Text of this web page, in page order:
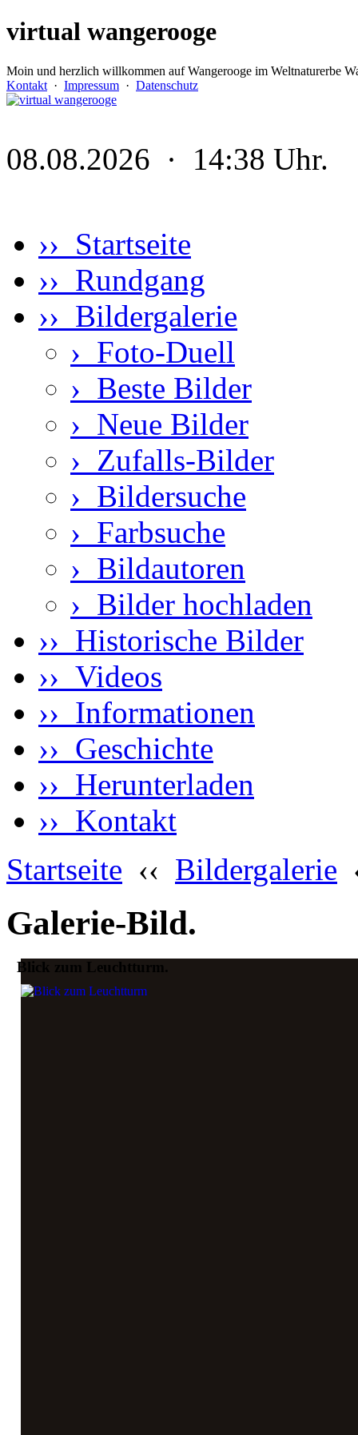
virtual wangerooge
Moin und herzlich willkommen auf Wangerooge im Weltnaturerbe
Kontakt · Impressum · Datenschutz
08.08.2026 · 14:38 Uhr.
›› Startseite
›› Rundgang
›› Bildergalerie
› Foto-Duell
› Beste Bilder
› Neue Bilder
› Zufalls-Bilder
› Bildersuche
› Farbsuche
› Bildautoren
› Bilder hochladen
›› Historische Bilder
›› Videos
›› Informationen
›› Geschichte
›› Herunterladen
›› Kontakt
Startseite ‹‹ Bildergalerie
Galerie-Bild.
Blick zum Leuchtturm.